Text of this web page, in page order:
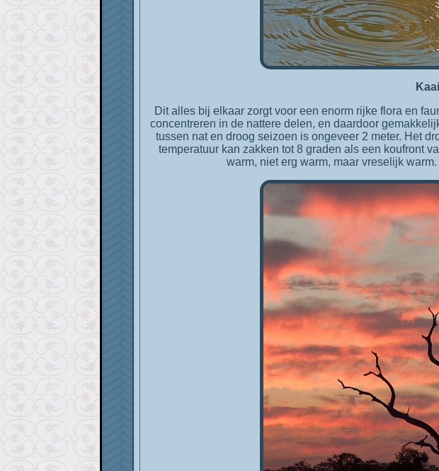
Dit alles bij elkaar zorgt voor een enorm rijke flora en
concentreren in de nattere delen, en daardoor
tussen nat en droog seizoen is ongeveer 2 meter. Het
temperatuur kan zakken tot 8 graden als een koufront
warm, niet erg warm, maar vreselijk